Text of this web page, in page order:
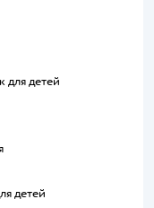
для детей
детей